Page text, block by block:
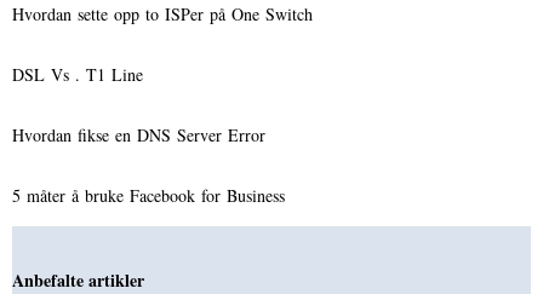
Hvordan sette opp to ISPer på One Switch
DSL Vs . T1 Line
Hvordan fikse en DNS Server Error
5 måter å bruke Facebook for Business
Anbefalte artikler